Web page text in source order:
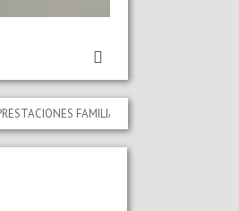
FAMILIARES NO CONTRIBUTIVAS